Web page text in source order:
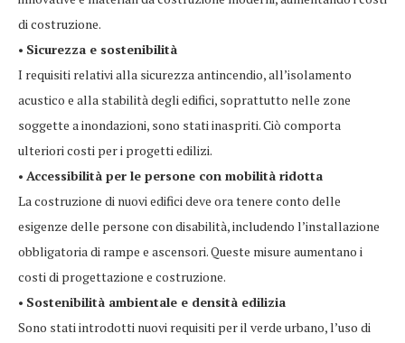
di costruzione.
• Sicurezza e sostenibilità
I requisiti relativi alla sicurezza antincendio, all’isolamento
acustico e alla stabilità degli edifici, soprattutto nelle zone
soggette a inondazioni, sono stati inaspriti. Ciò comporta
ulteriori costi per i progetti edilizi.
• Accessibilità per le persone con mobilità ridotta
La costruzione di nuovi edifici deve ora tenere conto delle
esigenze delle persone con disabilità, includendo l’installazione
obbligatoria di rampe e ascensori. Queste misure aumentano i
costi di progettazione e costruzione.
• Sostenibilità ambientale e densità edilizia
Sono stati introdotti nuovi requisiti per il verde urbano, l’uso di